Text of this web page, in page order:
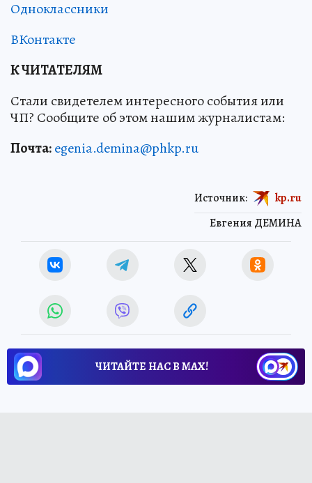
Одноклассники
ВКонтакте
К ЧИТАТЕЛЯМ
Стали свидетелем интересного события или
ЧП? Сообщите об этом нашим журналистам:
Почта:egenia.demina@phkp.ru
Евгения ДЕМИНА
Источник: kp.ru
ЧИТАЙТЕ НАС В МАХ!